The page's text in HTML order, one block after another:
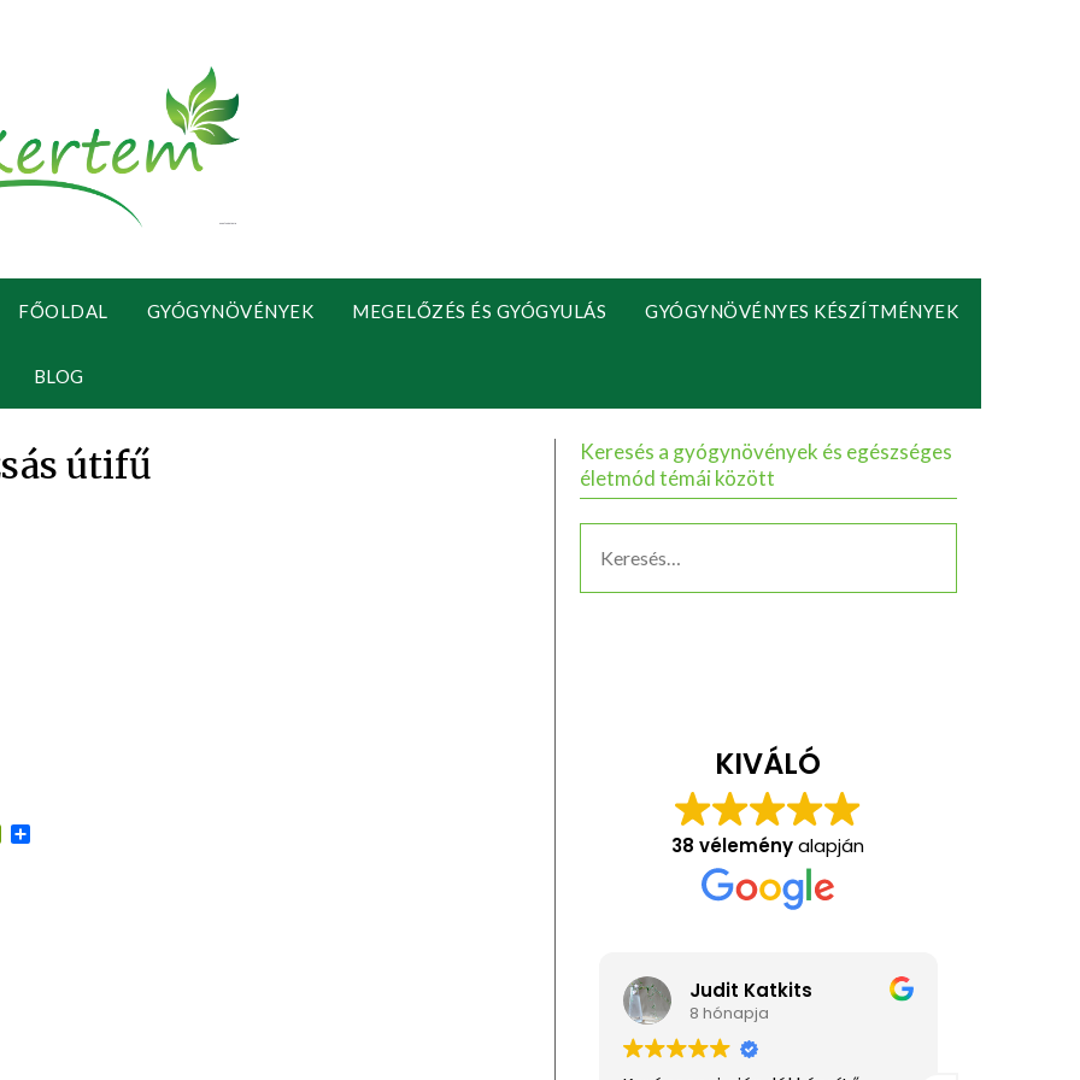
FŐOLDAL GYÓGYNÖVÉNYEK MEGELŐZÉS ÉS GYÓGYULÁS GYÓGYNÖVÉNYES KÉSZÍTMÉNYEK
BLOG
útifű
PrintFriendly
Keresés a gyógynövények és egészséges
életmód témái között
KIVÁLÓ
38 véleményalapján
Judit Katkits
8 hónapja